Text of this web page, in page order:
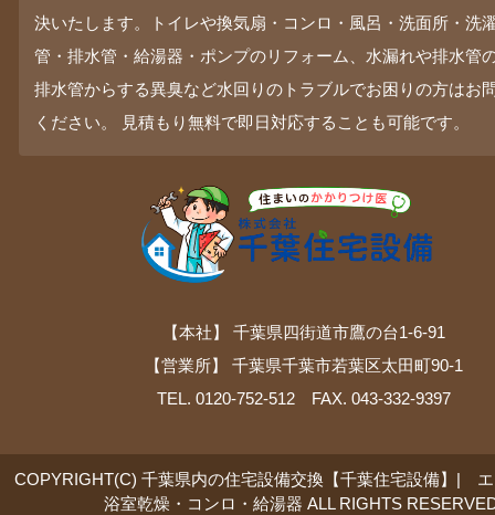
決いたします。トイレや換気扇・コンロ・風呂・洗面所・洗
管・排水管・給湯器・ポンプのリフォーム、水漏れや排水管
排水管からする異臭など水回りのトラブルでお困りの方はお
ください。 見積もり無料で即日対応することも可能です。
【本社】 千葉県四街道市鷹の台1-6-91
【営業所】 千葉県千葉市若葉区太田町90-1
TEL. 0120-752-512 FAX. 043-332-9397
COPYRIGHT(C) 千葉県内の住宅設備交換【千葉住宅設備】|
浴室乾燥・コンロ・給湯器 ALL RIGHTS